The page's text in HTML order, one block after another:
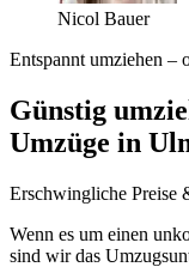
Nicol Bauer
Entspannt umziehen –
Günstig
Umzüge in
Erschwingliche Preise
Wenn es um einen
sind wir das